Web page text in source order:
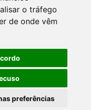
o tráfego
de onde vêm
preferências